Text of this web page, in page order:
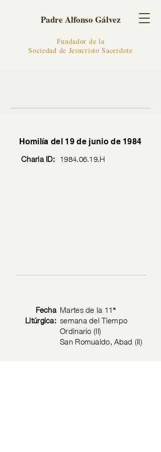
Padre Alfonso Gálvez
Fundador de la
Sociedad de Jesucristo Sacerdote
Homilía del 19 de junio de 1984
Charla ID: 1984.06.19.H
Fecha
Litúrgica:
Martes de la 11ª
semana del Tiempo
Ordinario (II)
San Romualdo, Abad (II)